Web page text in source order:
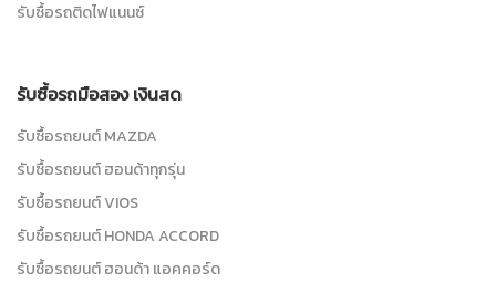
รับซื้อรถติดไฟแนนซ์
รับซื้อรถมือสอง เงินสด
รับซื้อรถยนต์ MAZDA
รับซื้อรถยนต์ ฮอนด้าทุกรุ่น
รับซื้อรถยนต์ VIOS
รับซื้อรถยนต์ HONDA ACCORD
รับซื้อรถยนต์ ฮอนด้า แอคคอร์ด